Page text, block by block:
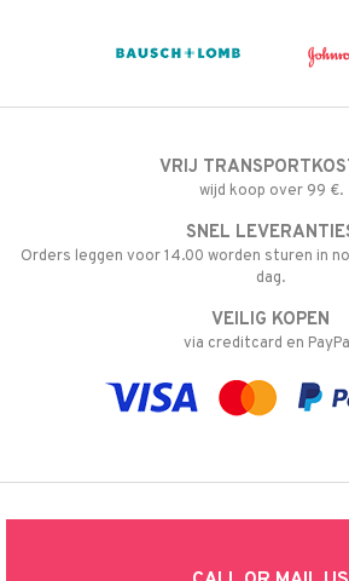
VRIJ
wijd koop over 99 €.
SNEL
Orders leggen voor 14.00 worden sturen in
dag.
VEILIG KOPEN
via creditcard en